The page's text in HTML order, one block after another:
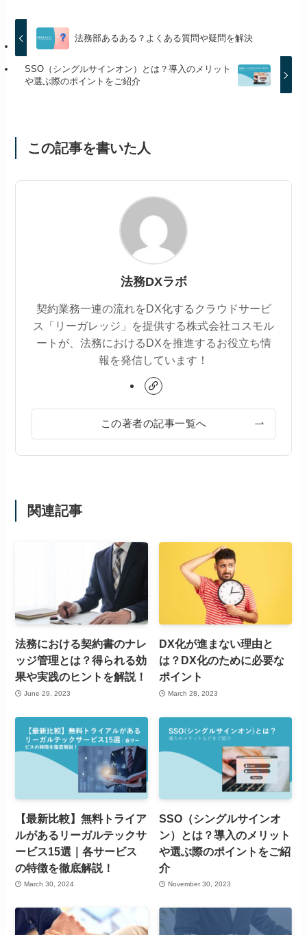
法務部あるある？よくある質問や疑問を解決
SSO（シングルサインオン）とは？導入のメリット
や選ぶ際のポイントをご紹介
この記事を書いた人
法務DXラボ
契約業務一連の流れをDX化するクラウドサービ
ス「リーガレッジ」を提供する株式会社コスモル
ートが、法務におけるDXを推進するお役立ち情
報を発信しています！
この著者の記事一覧へ
関連記事
法務における契約書のナレ
ッジ管理とは？得られる効
果や実践のヒントを解説！
June 29, 2023
DX化が進まない理由と
は？DX化のために必要な
ポイント
March 28, 2023
【最新比較】無料トライア
ルがあるリーガルテックサ
ービス15選｜各サービス
の特徴を徹底解説！
March 30, 2024
SSO（シングルサインオ
ン）とは？導入のメリット
や選ぶ際のポイントをご紹
介
November 30, 2023